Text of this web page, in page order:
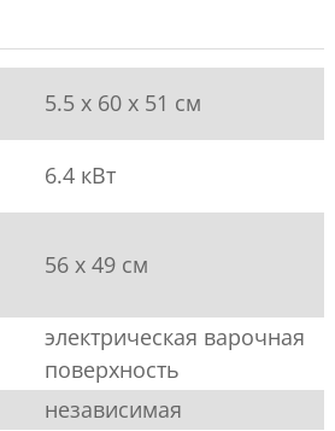
5.5 x 60 x 51 см
6.4 кВт
56 x 49 см
электрическая варочная
поверхность
независимая